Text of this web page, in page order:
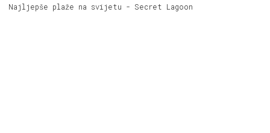
Najljepše plaže na svijetu - Secret Lagoon